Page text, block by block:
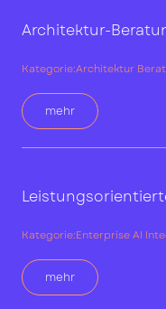
Architektur-
Kategorie:Architektur
mehr
Kategorie:Enterprise AI
mehr